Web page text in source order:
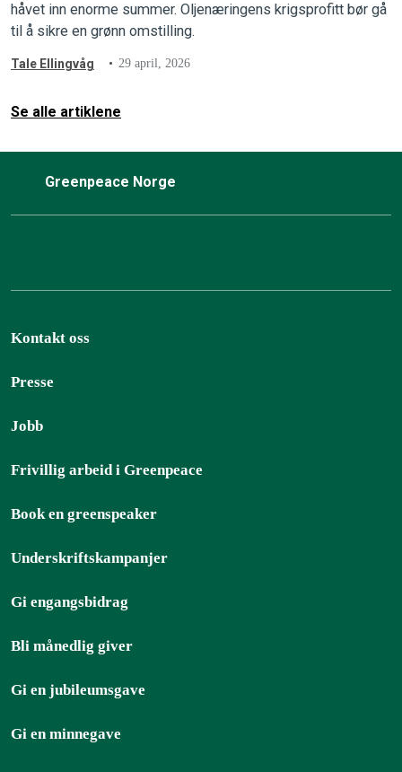
håvet inn enorme summer. Oljenæringens krigsprofitt bør gå
til å sikre en grønn omstilling.
Tale Ellingvåg 29 april, 2026
Se alle artiklene
Greenpeace Norge
Kontakt oss
Presse
Jobb
Frivillig arbeid i Greenpeace
Book en greenspeaker
Underskriftskampanjer
Gi engangsbidrag
Bli månedlig giver
Gi en jubileumsgave
Gi en minnegave